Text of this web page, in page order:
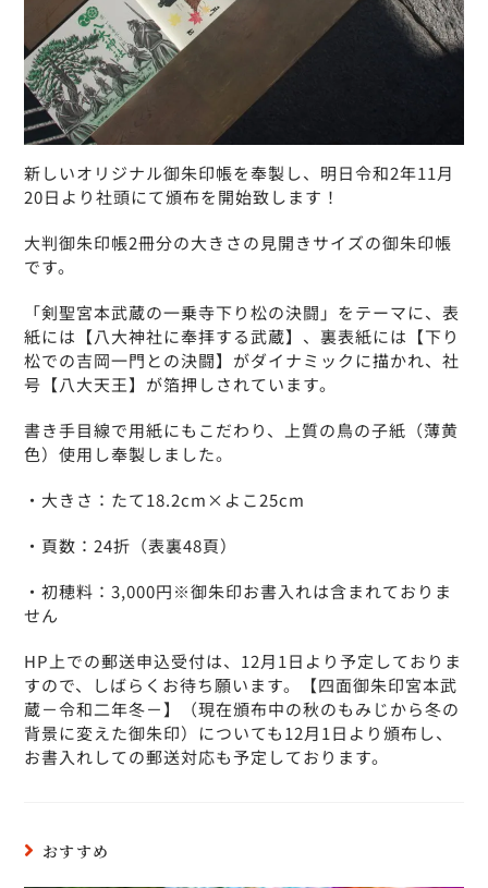
新しいオリジナル御朱印帳を奉製し、明日令和2年11月
20日より社頭にて頒布を開始致します！
大判御朱印帳2冊分の大きさの見開きサイズの御朱印帳
です。
「剣聖宮本武蔵の一乗寺下り松の決闘」をテーマに、表
紙には【八大神社に奉拝する武蔵】、裏表紙には【下り
松での吉岡一門との決闘】がダイナミックに描かれ、社
号【八大天王】が箔押しされています。
書き手目線で用紙にもこだわり、上質の鳥の子紙（薄黄
色）使用し奉製しました。
・大きさ：たて18.2cm×よこ25cm
・頁数：24折（表裏48頁）
・初穂料：3,000円※御朱印お書入れは含まれておりま
せん
HP上での郵送申込受付は、12月1日より予定しておりま
すので、しばらくお待ち願います。【四面御朱印宮本武
蔵－令和二年冬－】（現在頒布中の秋のもみじから冬の
背景に変えた御朱印）についても12月1日より頒布し、
お書入れしての郵送対応も予定しております。
おすすめ